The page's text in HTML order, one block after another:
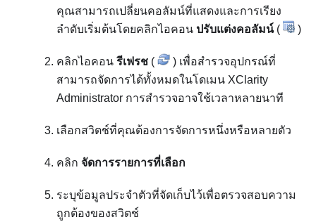
คุณสามารถเปลี่ยนคอลัมน์ที่แสดงและการเรียง
ลำดับเริ่มต้นโดยคลิกไอคอน ปรับแต่งคอลัมน์( )
คลิกไอคอน รีเฟรช (
) เพื่อสำรวจอุปกรณ์ที่
สามารถจัดการได้ทั้งหมดในโดเมน XClarity
Administrator การสำรวจอาจใช้เวลาหลายนาที
เลือกสวิตช์ที่คุณต้องการจัดการหนึ่งหรือหลายตัว
คลิก จัดการรายการที่เลือก
ระบุข้อมูลประจำตัวที่จัดเก็บไว้เพื่อตรวจสอบความ
ถูกต้องของสวิตช์